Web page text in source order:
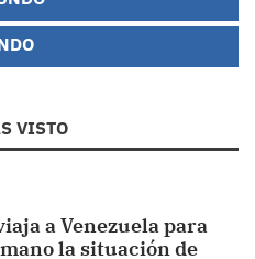
VISTO
a Venezuela para
la situación de